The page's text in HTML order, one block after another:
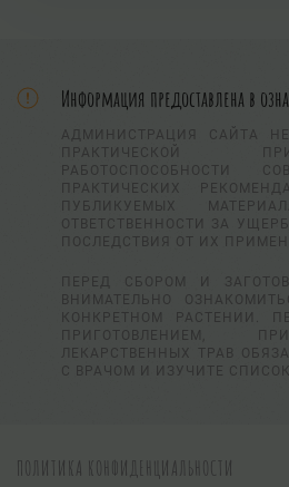
Информация предоставлена в
АДМИНИСТРАЦИЯ САЙТА
ПРАКТИЧЕСКОЙ
РАБОТОСПОСОБНОСТИ
ПРАКТИЧЕСКИХ
ПУБЛИКУЕМЫХ
ОТВЕТСТВЕННОСТИ ЗА
ПОСЛЕДСТВИЯ ОТ ИХ
ПЕРЕД СБОРОМ И
ВНИМАТЕЛЬНО
КОНКРЕТНОМ РАСТЕНИИ.
ПРИГОТОВЛЕНИЕМ,
ЛЕКАРСТВЕННЫХ ТРАВ
С ВРАЧОМ И ИЗУЧИТЕ
ПОЛИТИКА КОНФИДЕНЦИАЛЬНОСТИ